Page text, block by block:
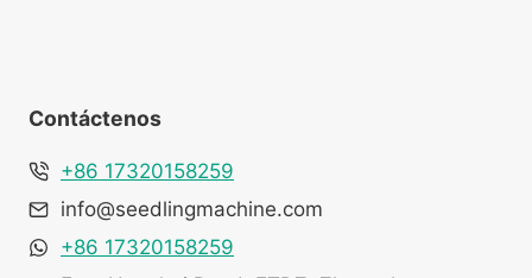
Contáctenos
+86 17320158259
info@seedlingmachine.com
+86 17320158259